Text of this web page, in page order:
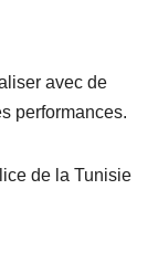
avec de
performances.
de la Tunisie